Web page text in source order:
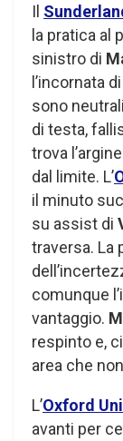
Il
la pratica al
sinistro di
l’incornata di
sono
di testa,
trova
dal limite. L’
il minuto
su assist di
traversa. La
comunque
vantaggio.
respinto e,
area che
L’Oxford
avanti per